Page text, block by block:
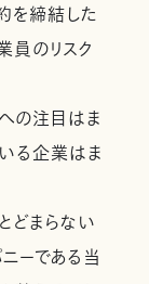
を締結した
員のリスク
の注目はま
る企業はま
どまらない
ーである当